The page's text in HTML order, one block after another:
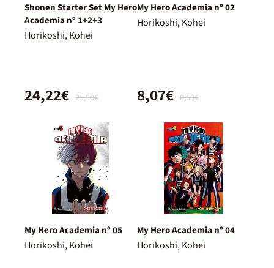
Shonen Starter Set My Hero
Academia nº 1+2+3
Horikoshi, Kohei
25,50€
24,22€
My Hero Academia nº 02
Horikoshi, Kohei
8,50€
8,07€
My Hero Academia nº 05
Horikoshi, Kohei
My Hero Academia nº 04
Horikoshi, Kohei